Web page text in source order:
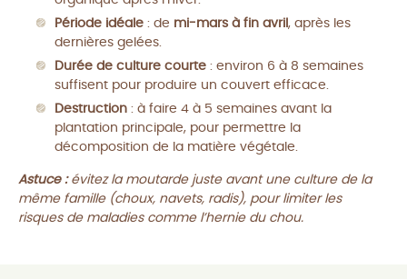
Période idéale : de mi-mars à fin avril , après les
dernières gelées.
Durée de culture courte : environ 6 à 8 semaines
suffisent pour produire un couvert efficace.
Destruction : à faire 4 à 5 semaines avant la
plantation principale, pour permettre la
décomposition de la matière végétale.
Astuce :évitez la moutarde juste avant une culture de la
même famille (choux, navets, radis), pour limiter les
risques de maladies comme l’hernie du chou.